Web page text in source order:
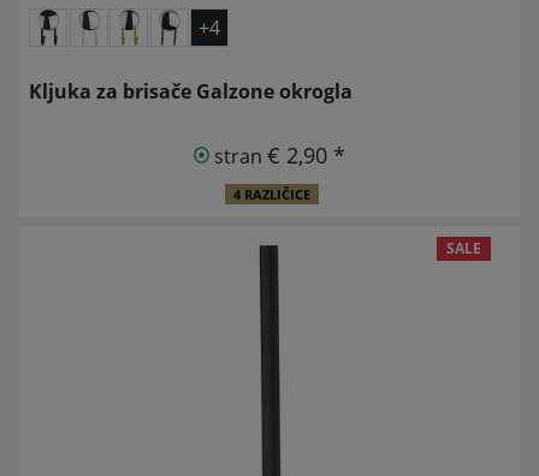
+4
Kljuka za brisače Galzone okrogla
stran€ 2,90 *
4 RAZLIČICE
SALE